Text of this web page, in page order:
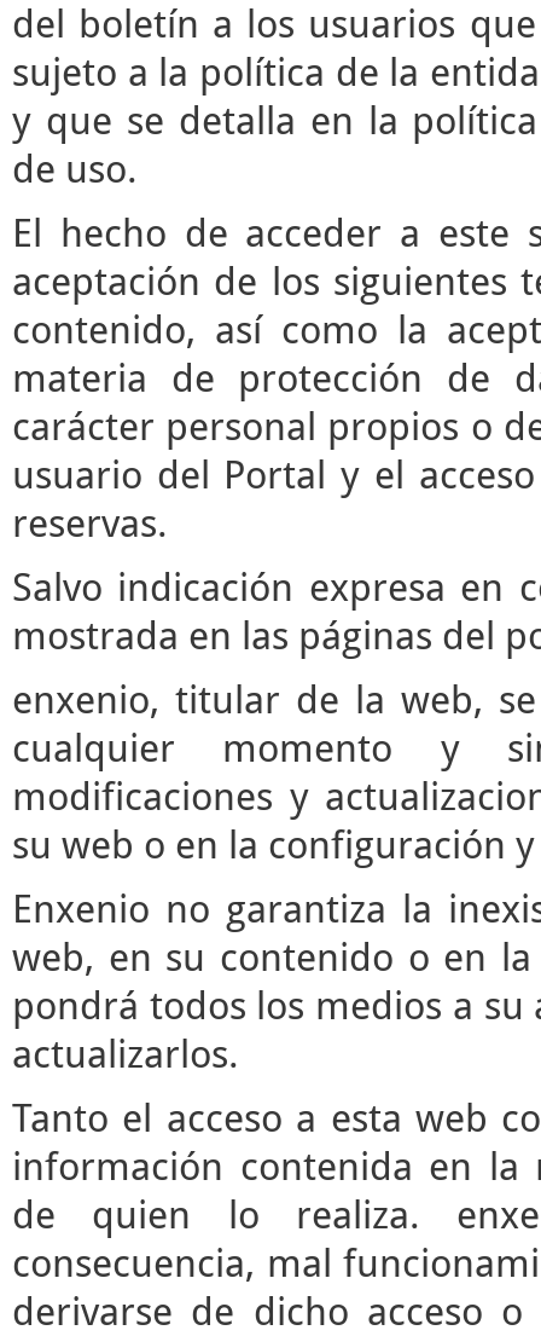
del boletín a los usuarios
sujeto a la política de la
y que se detalla en la
de uso.
El hecho de acceder a
aceptación de los siguientes
contenido, así como la
materia de protección de
carácter personal propios o
usuario del Portal y el
reservas.
Salvo indicación expresa en
mostrada en las páginas del
enxenio, titular de la web,
cualquier momento y
modificaciones y
su web o en la configuración
Enxenio no garantiza la
web, en su contenido o en
pondrá todos los medios a
actualizarlos.
Tanto el acceso a esta web
información contenida en la
de quien lo realiza.
consecuencia, mal
derivarse de dicho acceso